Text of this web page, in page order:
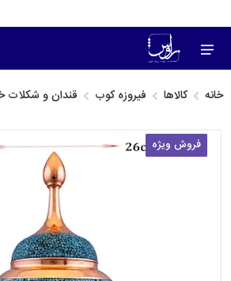
خانه کالاها فیروزه کوب قندان و شکلات
فروش ویژه